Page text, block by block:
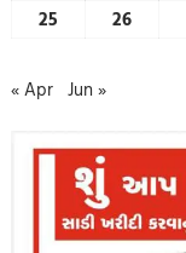
25
26
« Apr Jun »